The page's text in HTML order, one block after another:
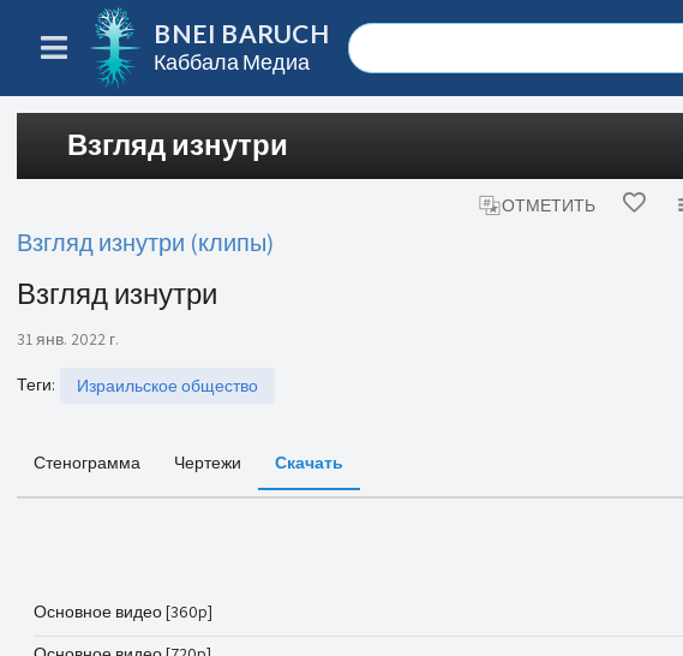
BNEI BARUCH
Каббала Медиа
Взгляд изнутри
ОТМЕТИТЬ
Взгляд изнутри (клипы)
Взгляд изнутри
31 янв. 2022 г.
Теги: Израильское общество
Стенограмма Чертежи Скачать
Основное видео [360p]